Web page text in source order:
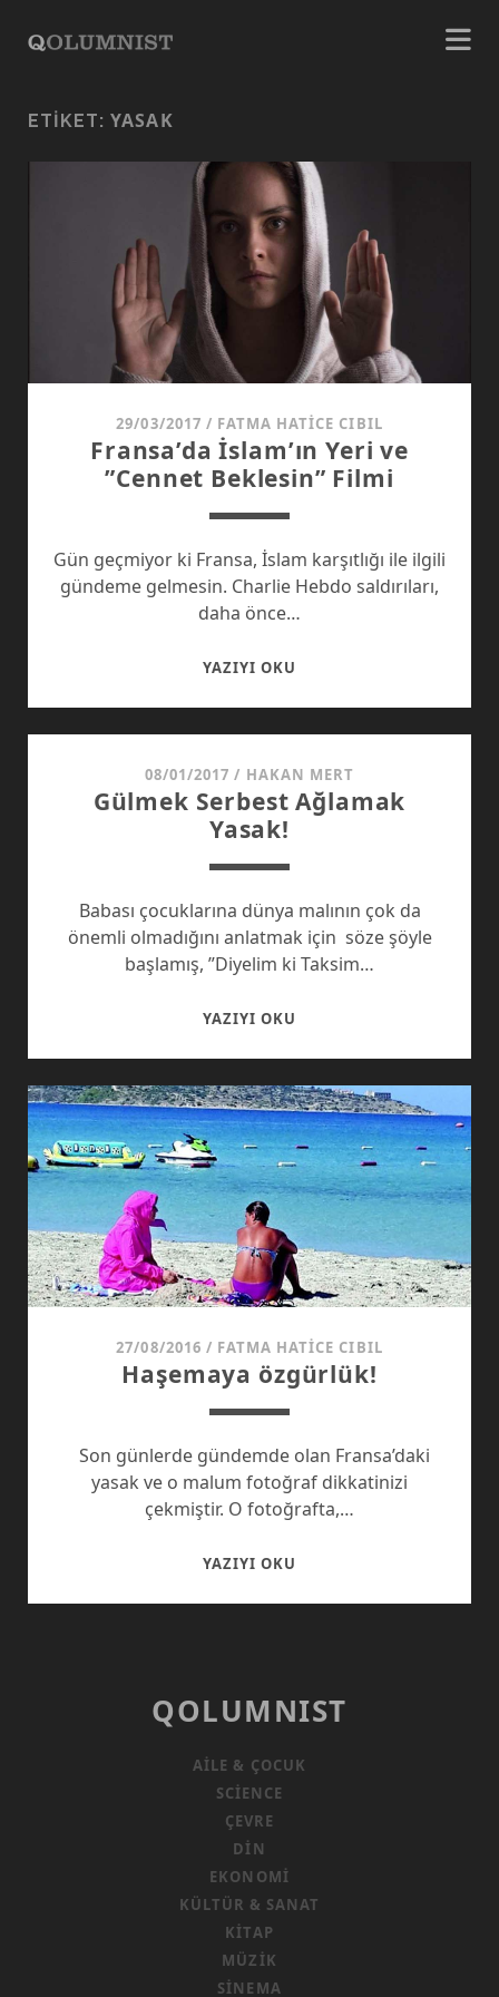
ETIKET: YASAK
29/03/2017 / FATMA HATICE CIBIL
Fransa’da İslam’ın Yeri ve
”Cennet Beklesin” Filmi
Gün geçmiyor ki Fransa, İslam karşıtlığı ile ilgili
gündeme gelmesin. Charlie Hebdo saldırıları,
daha önce…
YAZIYI OKU
”CENNET
BEKLESIN”
08/01/2017 / HAKAN MERT
Gülmek Serbest Ağlamak
Yasak!
Babası çocuklarına dünya malının çok da
önemli olmadığını anlatmak için söze şöyle
başlamış, ”Diyelim ki Taksim…
YAZIYI OKU
YASAK!
27/08/2016 / FATMA HATICE CIBIL
Haşemaya özgürlük!
Son günlerde gündemde olan Fransa’daki
yasak ve o malum fotoğraf dikkatinizi
çekmiştir. O fotoğrafta,…
YAZIYI OKU
QOLUMNIST
AILE & ÇOCUK
SCIENCE
ÇEVRE
DIN
EKONOMI
KÜLTÜR & SANAT
KITAP
MÜZIK
SINEMA